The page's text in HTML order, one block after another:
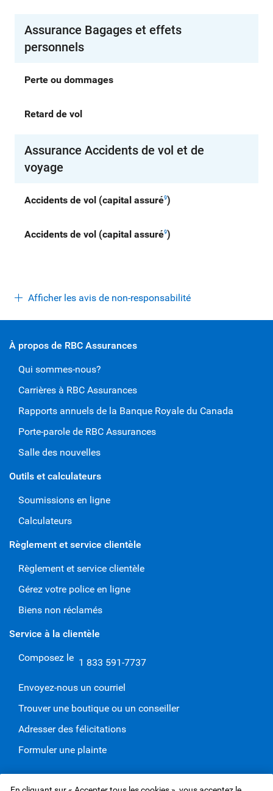
Assurance Bagages et effets
personnels
Perte ou dommages
Retard de vol
Assurance Accidents de vol et de
voyage
Accidents de vol (capital assuré9)
Accidents de vol (capital assuré9)
Afficher les avis de non-responsabilité
À propos de RBC Assurances
Qui sommes-nous?
Carrières à RBC Assurances
Rapports annuels de la Banque Royale du Canada
Porte-parole de RBC Assurances
Salle des nouvelles
Outils et calculateurs
Soumissions en ligne
Calculateurs
Règlement et service clientèle
Règlement et service clientèle
Gérez votre police en ligne
Biens non réclamés
Service à la clientèle
Composez le 1 833 591-7737
Envoyez-nous un courriel
Trouver une boutique ou un conseiller
Adresser des félicitations
Formuler une plainte